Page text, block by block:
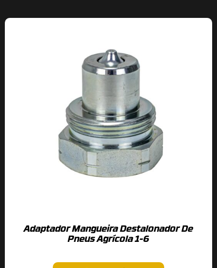
Adaptador Mangueira Destalonador De
Pneus Agrícola 1-6